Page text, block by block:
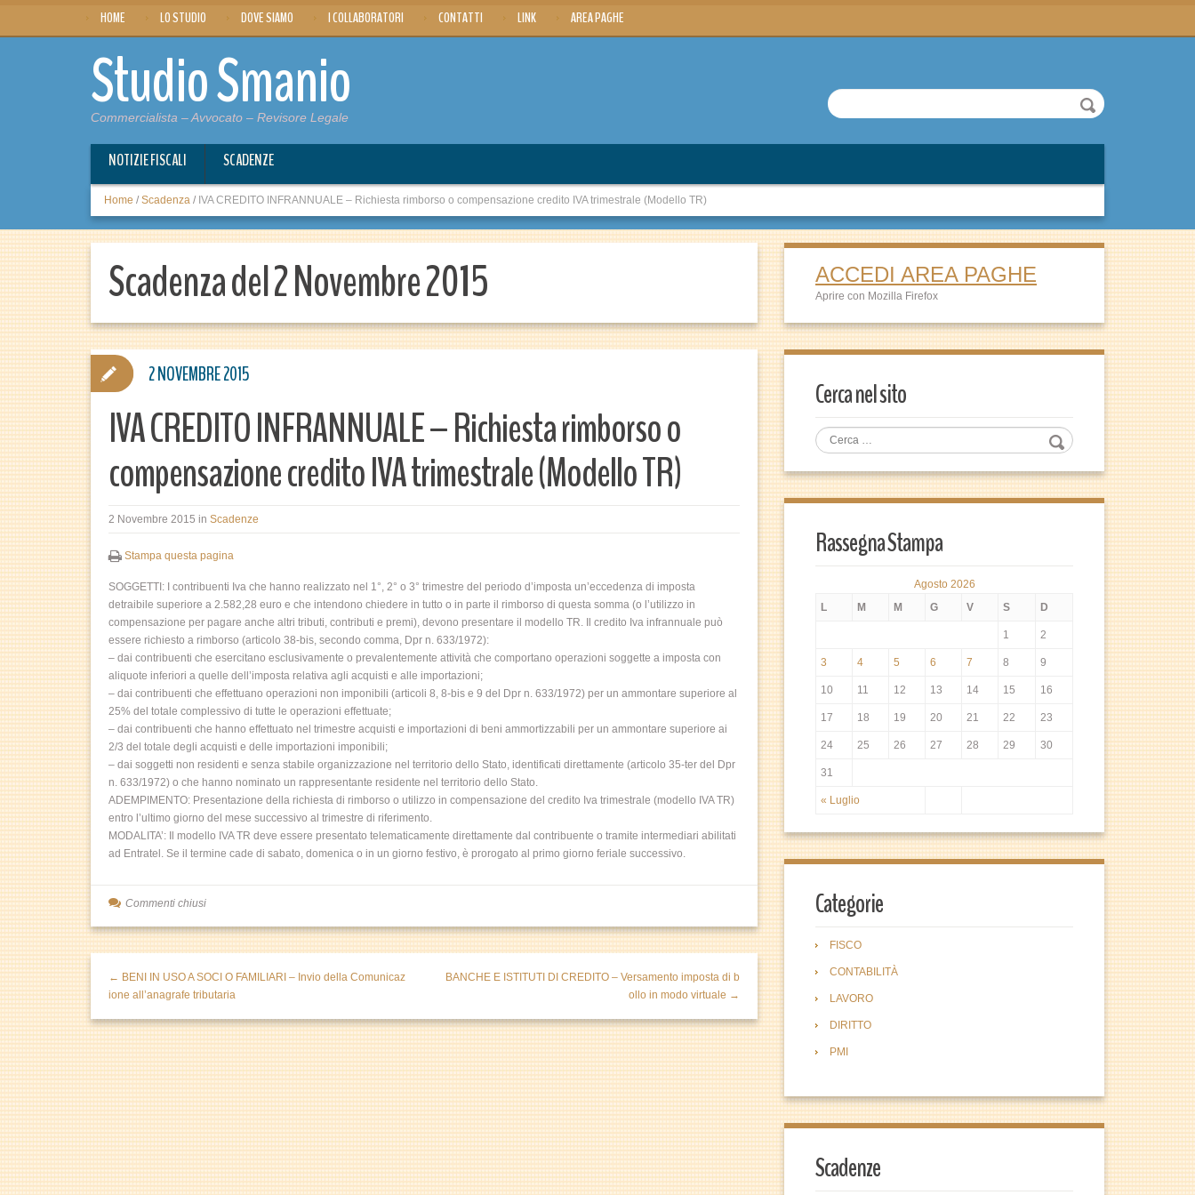
HOME LO STUDIO DOVE SIAMO I COLLABORATORI CONTATTI LINK AREA PAGHE
Studio Smanio
Commercialista – Avvocato – Revisore Legale
NOTIZIE FISCALI SCADENZE
Home / Scadenza / IVA CREDITO INFRANNUALE – Richiesta rimborso o compensazione credito IVA trimestrale (Modello TR)
Scadenza del 2 Novembre 2015
IVA CREDITO INFRANNUALE – Richiesta rimborso o
compensazione credito IVA trimestrale (Modello TR)
2 Novembre 2015 in Scadenze
Stampa questa pagina
SOGGETTI: I contribuenti Iva che hanno realizzato nel 1°, 2° o 3° trimestre del periodo d’imposta un’eccedenza di imposta
detraibile superiore a 2.582,28 euro e che intendono chiedere in tutto o in parte il rimborso di questa somma (o l’utilizzo in
compensazione per pagare anche altri tributi, contributi e premi), devono presentare il modello TR. Il credito Iva infrannuale può
essere richiesto a rimborso (articolo 38-bis, secondo comma, Dpr n. 633/1972):
– dai contribuenti che esercitano esclusivamente o prevalentemente attività che comportano operazioni soggette a imposta con
aliquote inferiori a quelle dell’imposta relativa agli acquisti e alle importazioni;
– dai contribuenti che effettuano operazioni non imponibili (articoli 8, 8-bis e 9 del Dpr n. 633/1972) per un ammontare superiore al
25% del totale complessivo di tutte le operazioni effettuate;
– dai contribuenti che hanno effettuato nel trimestre acquisti e importazioni di beni ammortizzabili per un ammontare superiore ai
2/3 del totale degli acquisti e delle importazioni imponibili;
– dai soggetti non residenti e senza stabile organizzazione nel territorio dello Stato, identificati direttamente (articolo 35-ter del Dpr
n. 633/1972) o che hanno nominato un rappresentante residente nel territorio dello Stato.
ADEMPIMENTO: Presentazione della richiesta di rimborso o utilizzo in compensazione del credito Iva trimestrale (modello IVA TR)
entro l’ultimo giorno del mese successivo al trimestre di riferimento.
MODALITA’: Il modello IVA TR deve essere presentato telematicamente direttamente dal contribuente o tramite intermediari abilitati
ad Entratel. Se il termine cade di sabato, domenica o in un giorno festivo, è prorogato al primo giorno feriale successivo.
2 NOVEMBRE 2015
Commenti chiusi
← BENI IN USO A SOCI O FAMILIARI – Invio della Comunicaz
ione all’anagrafe tributaria
BANCHE E ISTITUTI DI CREDITO – Versamento imposta di b
ollo in modo virtuale →
ACCEDI AREA PAGHE
Aprire con Mozilla Firefox
Cerca nel sito
Rassegna Stampa
Agosto 2026
L
M M G V S D
« Luglio
1 2
3 4 5 6 7 8 9
10 11 12 13 14 15 16
17 18 19 20 21 22 23
24 25 26 27 28 29 30
31
Categorie
FISCO
CONTABILITÀ
LAVORO
DIRITTO
PMI
Scadenze